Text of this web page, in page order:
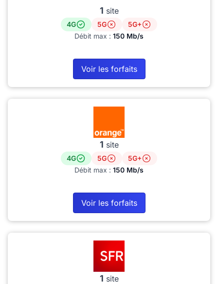
1 site
4G 5G
5G+
Débit max : 150 Mb/s
Voir les forfaits
1 site
4G 5G
5G+
Débit max : 150 Mb/s
Voir les forfaits
1 site